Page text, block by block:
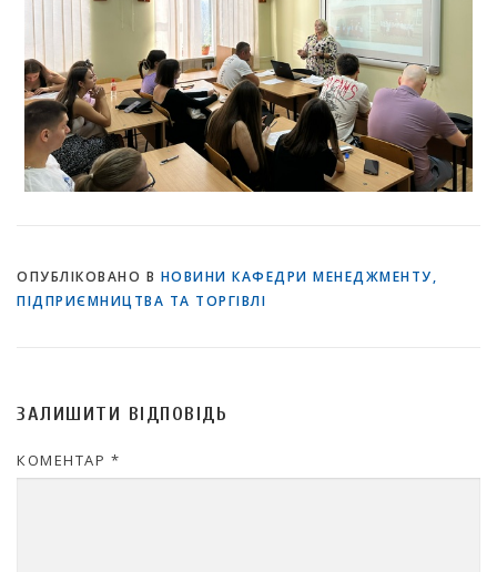
ОПУБЛІКОВАНО В НОВИНИ КАФЕДРИ МЕНЕДЖМЕНТУ,
ПІДПРИЄМНИЦТВА ТА ТОРГІВЛІ
ЗАЛИШИТИ ВІДПОВІДЬ
КОМЕНТАР *